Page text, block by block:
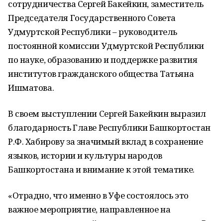
сотрудничества Сергей Бакейкин, заместитель
Председателя Государственного Совета
Удмуртской Республики – руководитель
постоянной комиссии Удмуртской Республики
по науке, образованию и поддержке развития
институтов гражданского общества Татьяна
Ишматова.
В своем выступлении Сергей Бакейкин выразил
благодарность Главе Республики Башкортостан
Р.Ф. Хабирову за значимый вклад в сохранение
языков, истории и культуры народов
Башкортостана и внимание к этой тематике.
«Отрадно, что именно в Уфе состоялось это
важное мероприятие, направленное на